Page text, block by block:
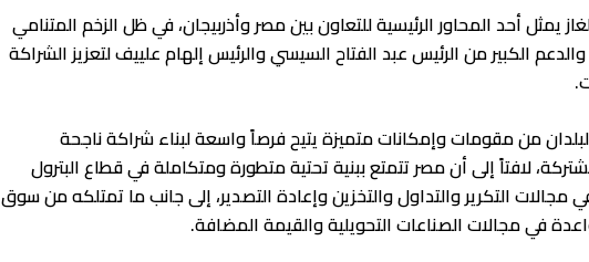
يمثل أحد المحاور الرئيسية للتعاون بين مصر وأذربيجان، في ظل الزخم المتنامي
الكبير من الرئيس عبد الفتاح السيسي والرئيس إلهام علييف لتعزيز الشراكة
من مقومات وإمكانات متميزة يتيح فرصاً واسعة لبناء شراكة ناجحة
لافتاً إلى أن مصر تتمتع ببنية تحتية متطورة ومتكاملة في قطاع البترول
التكرير والتداول والتخزين وإعادة التصدير، إلى جانب ما تمتلكه من سوق
في مجالات الصناعات التحويلية والقيمة المضافة.